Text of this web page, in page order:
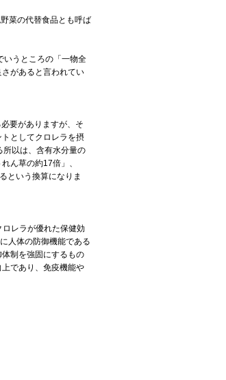
菜の代替食品とも呼ば
いうところの「一物全
があると言われてい
要がありますが、そ
としてクロレラを摂
所以は、含有水分量の
ん草の約17倍」、
という換算になりま
レラが優れた保健効
人体の防御機能である
制を強固にするもの
であり、免疫機能や